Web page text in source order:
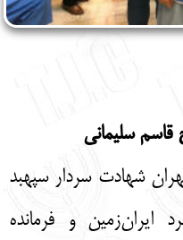
سلیمانی
شهادت سردار سپهبد
ایران‌زمین و فرمانده